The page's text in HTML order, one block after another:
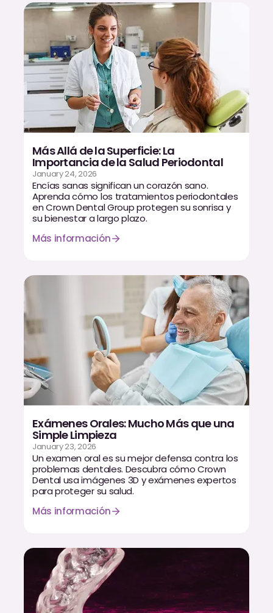
Dentaduras en el Mismo Día
Implantes el Mismo Día
Reparaciones el Mismo Día
COSMÉTICA
Coronas de Cerámica
Carillas
TECNOLOGÍA
CBCT
Impresiones Digitales
Invisalign
DOCTORES
Dr. Jared Gibbons
Dr. Hassan Haidar
Dr. Christian Bastien
Dr. Allen Newman
Solicitar una Cita
Más Allá de la Superficie: La
Importancia de la Salud Periodontal
January 24, 2026
Encías sanas significan un corazón sano.
Aprenda cómo los tratamientos periodontales
en Crown Dental Group protegen su sonrisa y
su bienestar a largo plazo.
Más información
Exámenes Orales: Mucho Más que una
Simple Limpieza
January 23, 2026
Un examen oral es su mejor defensa contra los
problemas dentales. Descubra cómo Crown
Dental usa imágenes 3D y exámenes expertos
para proteger su salud.
Más información